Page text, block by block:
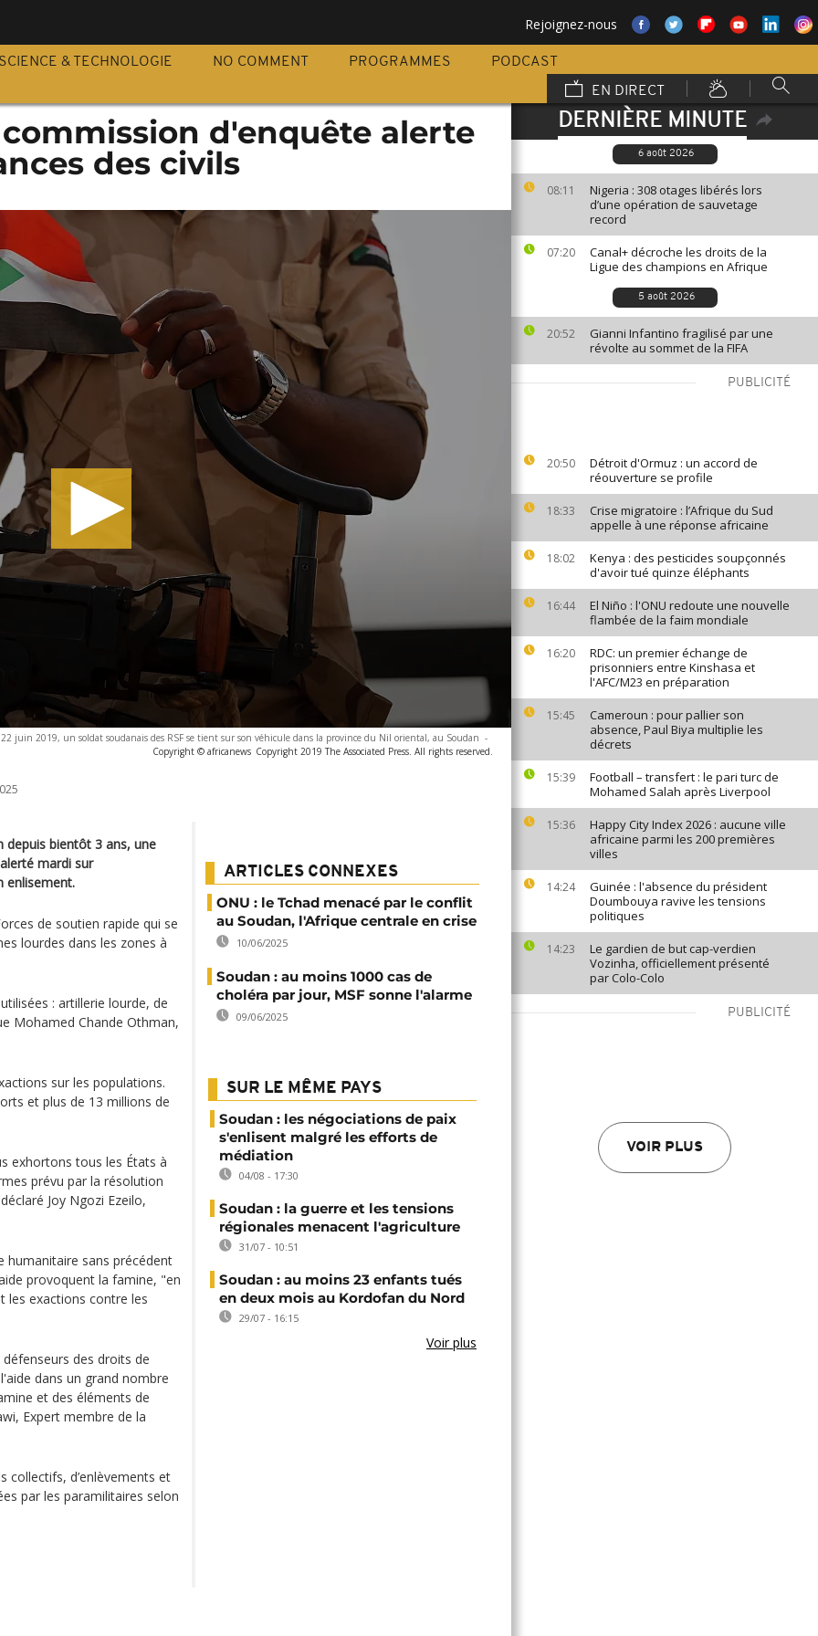
Rejoignez-nous
SCIENCE & TECHNOLOGIE NO COMMENT PROGRAMMES
PODCAST
EN DIRECT
DERNIÈRE MINUTE
6 août 2026
08:11
Nigeria : 308 otages libérés lors
d’une opération de sauvetage
record
07:20
Canal+ décroche les droits de la
Ligue des champions en Afrique
5 août 2026
20:52
Gianni Infantino fragilisé par une
révolte au sommet de la FIFA
PUBLICITÉ
20:50
Détroit d'Ormuz : un accord de
réouverture se profile
18:33
Crise migratoire : l’Afrique du Sud
appelle à une réponse africaine
18:02
Kenya : des pesticides soupçonnés
d'avoir tué quinze éléphants
16:44
El Niño : l'ONU redoute une nouvelle
flambée de la faim mondiale
16:20
RDC: un premier échange de
prisonniers entre Kinshasa et
l'AFC/M23 en préparation
15:45
Cameroun : pour pallier son
absence, Paul Biya multiplie les
décrets
15:39
Football – transfert : le pari turc de
Mohamed Salah après Liverpool
15:36
Happy City Index 2026 : aucune ville
africaine parmi les 200 premières
villes
14:24
Guinée : l'absence du président
Doumbouya ravive les tensions
politiques
14:23
Le gardien de but cap-verdien
Vozinha, officiellement présenté
par Colo-Colo
PUBLICITÉ
VOIR PLUS
d'enquête alerte
des civils
juin 2019, un soldat soudanais des RSF se tient sur son véhicule dans la province du Nil oriental, au Soudan -
Copyright © africanews Copyright 2019 The Associated Press. All rights reserved.
depuis bientôt 3 ans, une
mardi sur
enlisement.
de soutien rapide qui se
lourdes dans les zones à
: artillerie lourde, de
Mohamed Chande Othman,
sur les populations.
et plus de 13 millions de
exhortons tous les États à
prévu par la résolution
Joy Ngozi Ezeilo,
humanitaire sans précédent
provoquent la famine, "en
les exactions contre les
des droits de
dans un grand nombre
et des éléments de
Expert membre de la
collectifs, d’enlèvements et
par les paramilitaires selon
ARTICLES CONNEXES
ONU : le Tchad menacé par le conflit
au Soudan, l'Afrique centrale en crise
10/06/2025
Soudan : au moins 1000 cas de
choléra par jour, MSF sonne l'alarme
09/06/2025
SUR LE MÊME PAYS
Soudan : les négociations de paix
s'enlisent malgré les efforts de
médiation
04/08 - 17:30
Soudan : la guerre et les tensions
régionales menacent l'agriculture
31/07 - 10:51
Soudan : au moins 23 enfants tués
en deux mois au Kordofan du Nord
29/07 - 16:15
Voir plus